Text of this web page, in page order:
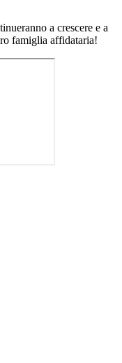
a crescere e a
famiglia affidataria!